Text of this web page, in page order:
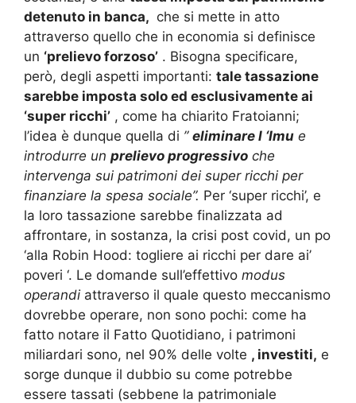
detenuto in banca, che si mette in atto
attraverso quello che in economia si definisce
un ‘prelievo forzoso’ . Bisogna specificare,
però, degli aspetti importanti: tale tassazione
sarebbe imposta solo ed esclusivamente ai
‘super ricchi’ , come ha chiarito Fratoianni;
l’idea è dunque quella di ” eliminare l ‘Imu e
introdurre un prelievo progressivo che
intervenga sui patrimoni dei super ricchi per
finanziare la spesa sociale”. Per ‘super ricchi’, e
la loro tassazione sarebbe finalizzata ad
affrontare, in sostanza, la crisi post covid, un po
‘alla Robin Hood: togliere ai ricchi per dare ai’
poveri ‘. Le domande sull’effettivo modus
operandi attraverso il quale questo meccanismo
dovrebbe operare, non sono pochi: come ha
fatto notare il Fatto Quotidiano, i patrimoni
miliardari sono, nel 90% delle volte , investiti, e
sorge dunque il dubbio su come potrebbe
essere tassati (sebbene la patrimoniale